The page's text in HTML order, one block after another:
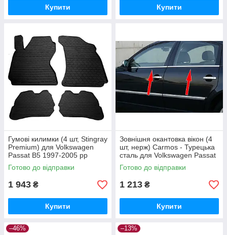
Купити Купити
Гумові килимки (4 шт, Stingray
Premium) для Volkswagen
Passat B5 1997-2005 рр
Готово до відправки
1 943 ₴
Купити
Зовнішня окантовка вікон (4
шт, нерж) Carmos - Турецька
сталь для Volkswagen Passat
B5 1997-2005 рр
Готово до відправки
1 213 ₴
Купити
–46% –13%